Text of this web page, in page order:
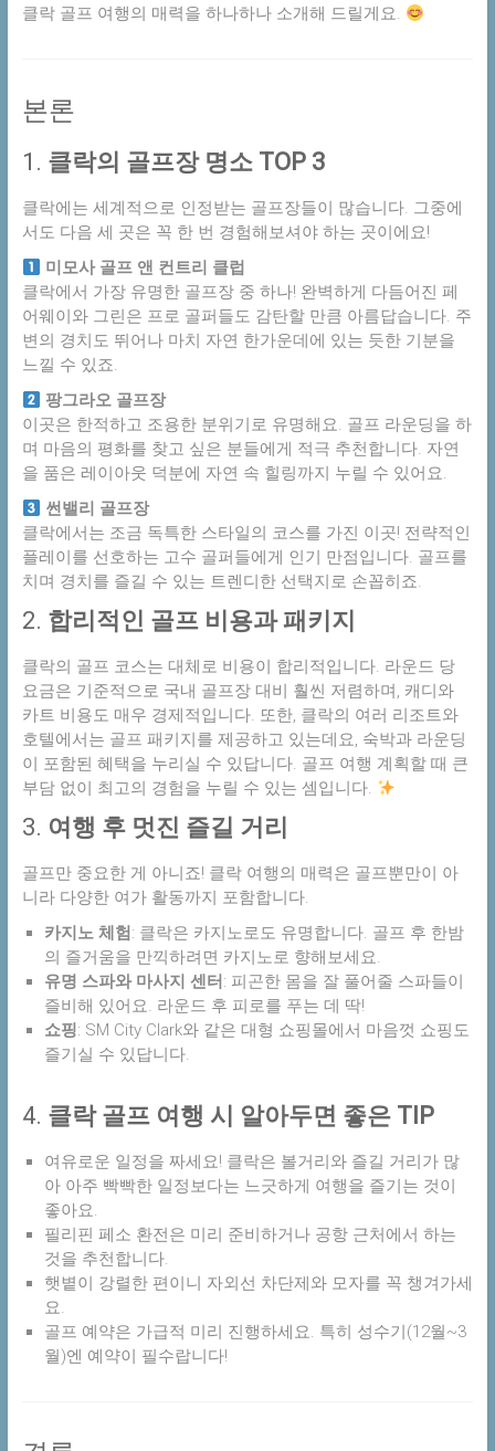
클락 골프 여행의 매력을 하나하나 소개해 드릴게요.
본론
1. 클락의 골프장 명소 TOP 3
클락에는 세계적으로 인정받는 골프장들이 많습니다. 그중에
서도 다음 세 곳은 꼭 한 번 경험해보셔야 하는 곳이에요!
미모사 골프 앤 컨트리 클럽
클락에서 가장 유명한 골프장 중 하나! 완벽하게 다듬어진 페
어웨이와 그린은 프로 골퍼들도 감탄할 만큼 아름답습니다. 주
변의 경치도 뛰어나 마치 자연 한가운데에 있는 듯한 기분을
느낄 수 있죠.
팡그라오 골프장
이곳은 한적하고 조용한 분위기로 유명해요. 골프 라운딩을 하
며 마음의 평화를 찾고 싶은 분들에게 적극 추천합니다. 자연
을 품은 레이아웃 덕분에 자연 속 힐링까지 누릴 수 있어요.
썬밸리 골프장
클락에서는 조금 독특한 스타일의 코스를 가진 이곳! 전략적인
플레이를 선호하는 고수 골퍼들에게 인기 만점입니다. 골프를
치며 경치를 즐길 수 있는 트렌디한 선택지로 손꼽히죠.
2. 합리적인 골프 비용과 패키지
클락의 골프 코스는 대체로 비용이 합리적입니다. 라운드 당
요금은 기준적으로 국내 골프장 대비 훨씬 저렴하며, 캐디와
카트 비용도 매우 경제적입니다. 또한, 클락의 여러 리조트와
호텔에서는 골프 패키지를 제공하고 있는데요, 숙박과 라운딩
이 포함된 혜택을 누리실 수 있답니다. 골프 여행 계획할 때 큰
부담 없이 최고의 경험을 누릴 수 있는 셈입니다.
3. 여행 후 멋진 즐길 거리
골프만 중요한 게 아니죠! 클락 여행의 매력은 골프뿐만이 아
니라 다양한 여가 활동까지 포함합니다.
카지노 체험 : 클락은 카지노로도 유명합니다. 골프 후 한밤
의 즐거움을 만끽하려면 카지노로 향해보세요.
유명 스파와 마사지 센터 : 피곤한 몸을 잘 풀어줄 스파들이
즐비해 있어요. 라운드 후 피로를 푸는 데 딱!
쇼핑: SM City Clark와 같은 대형 쇼핑몰에서 마음껏 쇼핑도
즐기실 수 있답니다.
4. 클락 골프 여행 시 알아두면 좋은 TIP
여유로운 일정을 짜세요! 클락은 볼거리와 즐길 거리가 많
아 아주 빡빡한 일정보다는 느긋하게 여행을 즐기는 것이
좋아요.
필리핀 페소 환전은 미리 준비하거나 공항 근처에서 하는
것을 추천합니다.
햇볕이 강렬한 편이니 자외선 차단제와 모자를 꼭 챙겨가세
요.
골프 예약은 가급적 미리 진행하세요. 특히 성수기(12월~3
월)엔 예약이 필수랍니다!